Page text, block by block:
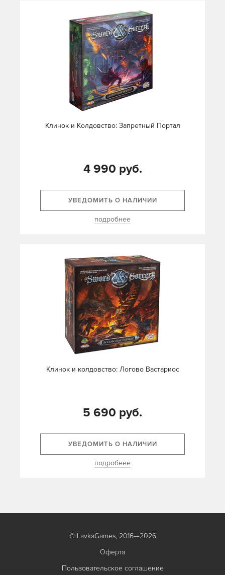
Клинок и Колдовство: Запретный Портал
4 990 руб.
УВЕДОМИТЬ О НАЛИЧИИ
подробнее
Клинок и колдовство: Логово Вастариос
5 690 руб.
УВЕДОМИТЬ О НАЛИЧИИ
подробнее
© LavkaGames, 2016—2026
Оферта
Пользовательское соглашение